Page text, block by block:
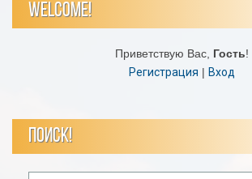
WELCOME!
Приветствую Вас, Гость!
Регистрация | Вход
ПОИСК!